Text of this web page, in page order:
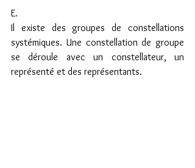
E.
Il existe des groupes de constellations
systémiques. Une constellation de groupe
se déroule avec un constellateur, un
représenté et des représentants.